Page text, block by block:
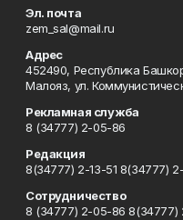
Эл. почта
zem_sal@mail.ru
Адрес
452490, Республика
Малояз, ул.
Рекламная служба
8 (34777) 2-05-86
Редакция
8(34777) 2-13-51 8(34777)
Сотрудничество
8 (34777) 2-05-86 8(34777)